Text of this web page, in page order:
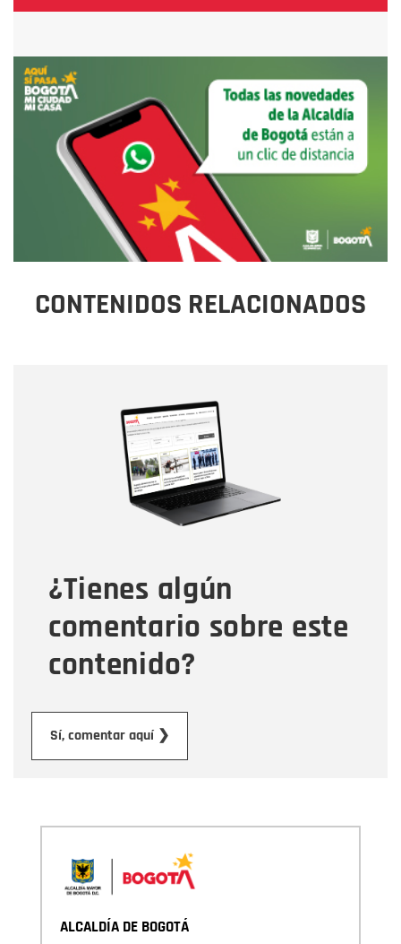
CONTENIDOS RELACIONADOS
¿Tienes algún
comentario sobre este
contenido?
Sí, comentar aquí ❯
Correo electrónico
Tipo de comentario
Mensaje
ALCALDÍA DE BOGOTÁ